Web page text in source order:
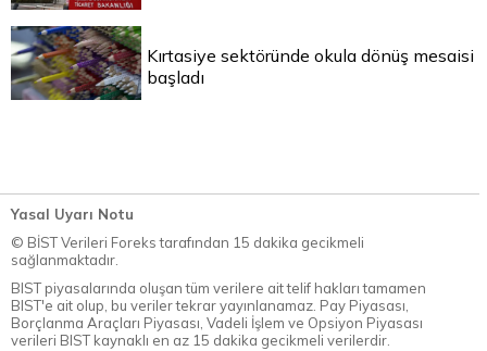
Kırtasiye sektöründe okula dönüş mesaisi
başladı
Yasal Uyarı Notu
© BİST Verileri Foreks tarafından 15 dakika gecikmeli
sağlanmaktadır.
BIST piyasalarında oluşan tüm verilere ait telif hakları tamamen
BIST'e ait olup, bu veriler tekrar yayınlanamaz. Pay Piyasası,
Borçlanma Araçları Piyasası, Vadeli İşlem ve Opsiyon Piyasası
verileri BIST kaynaklı en az 15 dakika gecikmeli verilerdir.